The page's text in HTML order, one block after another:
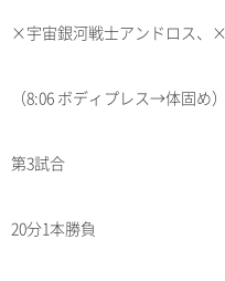
×宇宙銀河戦士アンドロス、
（8:06 ボディプレス→体固め）
第3試合
20分1本勝負